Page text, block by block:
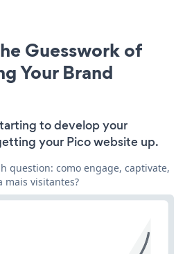
Guesswork of
Your Brand
to develop your
your Pico website up.
question: como engage, captivate,
mais visitantes?